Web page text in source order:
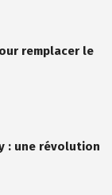
remplacer le
: une révolution